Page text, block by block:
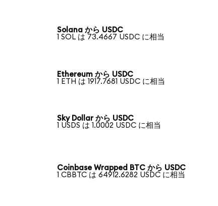
Solana から USDC
1 SOL は 73.4667 USDC に相当
Ethereum から USDC
1 ETH は 1917.7681 USDC に相当
Sky Dollar から USDC
1 USDS は 1.0002 USDC に相当
Coinbase Wrapped BTC から USDC
1 CBBTC は 64912.6282 USDC に相当